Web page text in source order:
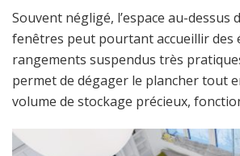
Souvent négligé, l’espace au-dessus
fenêtres peut pourtant accueillir des
rangements suspendus très
permet de dégager le plancher tout
volume de stockage précieux,